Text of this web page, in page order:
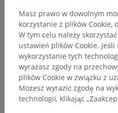
Zgłoś
POBIERZ APLIKACJĘ
Masz prawo w dowolnym
korzystanie z plików Cookie,
W tym celu należy
ustawień plików Cookie.
wykorzystanie tych
wyrażasz zgody na
plików Cookie w związku z
Możesz wyrazić zgodę na
technologii, klikając